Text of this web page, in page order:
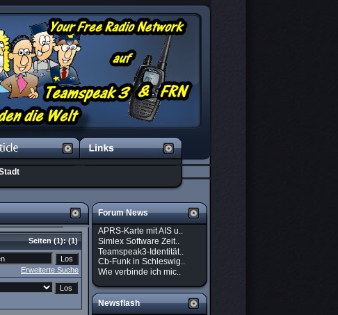
Seiten(1):(1)
Erweiterte Suche
Forum News
APRS-Karte mit AIS u..
Simlex Software Zeit..
Teamspeak3-Identität..
Cb-Funk in Schleswig..
Wie verbinde ich mic..
Newsflash